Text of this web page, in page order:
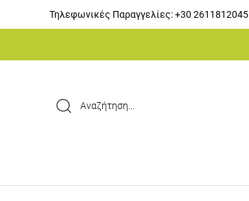
Τηλεφωνικές Παραγγελίες:+30 2611812045